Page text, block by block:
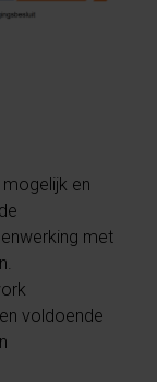
en
met
voldoende